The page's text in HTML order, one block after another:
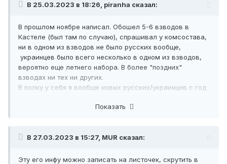
В 25.03.2023 в 18:26, piranha сказал:
В прошлом ноябре написал. Обошел 5-6 взводов в
Кастеле (был там по случаю), спрашивал у комсостава,
ни в одном из взводов не было русских вообще,
украинцев было всего несколько в одном из взводов,
вероятно еще летнего набора. В более "поздних"
взводах ни тех ни других.
В полку у себя я вообще новых русских/украинцев с год
Оно, конечно, может и не истина в последней инстанции,
Тем кто может смотреть опусы этого свища - надо
Показать
В 27.03.2023 в 15:27, MUR сказал:
Эту его инфу можно записать на листочек, скрутить в